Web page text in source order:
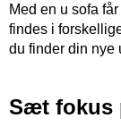
Med en u sofa
findes i
du finder din nye
Sæt fokus